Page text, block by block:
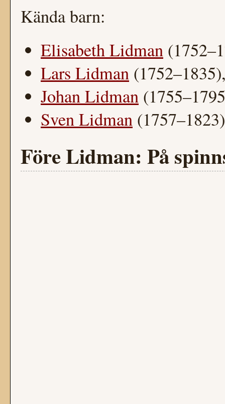
Kända barn:
Elisabeth Lidman
Lars Lidman
Johan Lidman
Sven Lidman
Före Lidman: På